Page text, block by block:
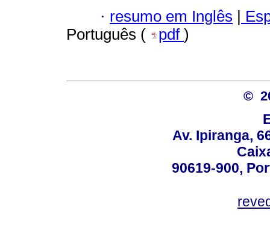
· resumo em Inglês |
Português (
pdf )
©
Av. Ipiranga,
90619-900,